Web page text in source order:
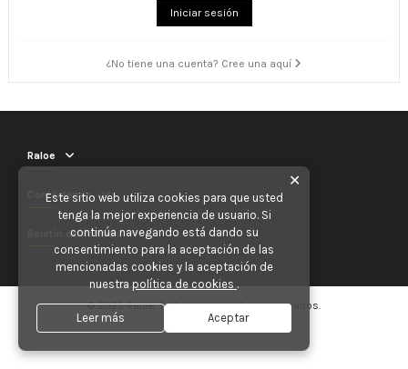
Iniciar sesión
¿No tiene una cuenta? Cree una aquí
Raloe
Contáctenos
Boletín de noticias
© 2025 Raloe. Todos los derechos reservados.
✕
Este sitio web utiliza cookies para que usted
tenga la mejor experiencia de usuario. Si
continúa navegando está dando su
consentimiento para la aceptación de las
mencionadas cookies y la aceptación de
nuestra política de cookies .
Leer más Aceptar